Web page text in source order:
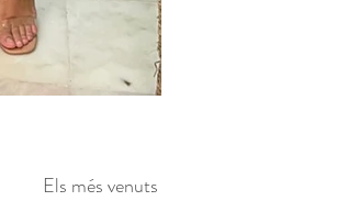
Els més venuts